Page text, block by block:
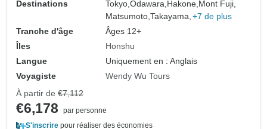
Destinations
Tokyo,Odawara,Hakone,Mont Fuji,
Matsumoto,Takayama, +7 de plus
Tranche d'âge
Âges 12+
Îles
Honshu
Langue
Uniquement en : Anglais
Voyagiste
Wendy Wu Tours
À partir de €7,112
€6,178
par personne
S'inscrire pour réaliser des économies